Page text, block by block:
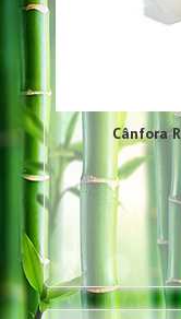
Cânfora